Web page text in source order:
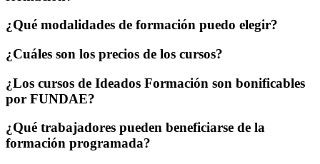
¿Qué modalidades de formación puedo elegir?
¿Cuáles son los precios de los cursos?
¿Los cursos de Ideados Formación son bonificables
por FUNDAE?
¿Qué trabajadores pueden beneficiarse de la
formación programada?